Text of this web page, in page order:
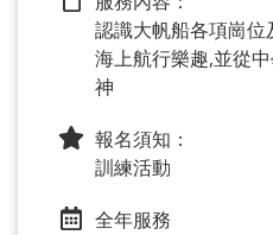
認識大帆船各項崗位
海上航行樂趣,並從
神
報名須知：
訓練活動
全年服務